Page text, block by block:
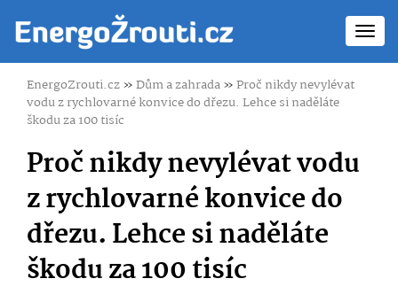
EnergoZrouti.cz»Dům a zahrada»Proč nikdy nevylévat
vodu z rychlovarné konvice do dřezu. Lehce si naděláte
škodu za 100 tisíc
Proč nikdy nevylévat vodu
z rychlovarné konvice do
dřezu. Lehce si naděláte
škodu za 100 tisíc